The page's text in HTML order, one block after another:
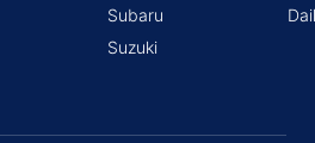
Subaru
Suzuki